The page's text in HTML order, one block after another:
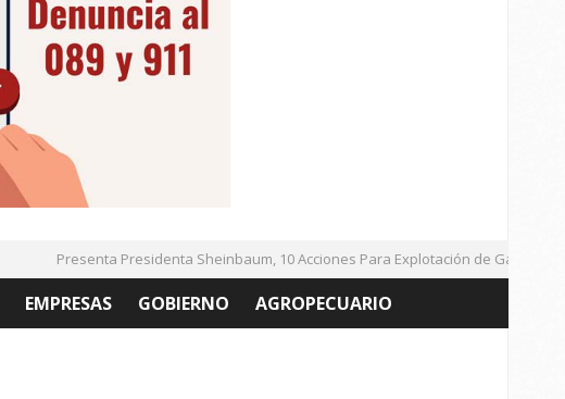
Presenta Presidenta Sheinbaum, 10 Acciones Para Explotación de Gas Natural
EMPRESAS GOBIERNO AGROPECUARIO